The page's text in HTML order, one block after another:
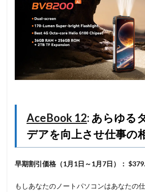
AceBook 12: あらゆる
デアを向上させ仕事の
早期割引価格（1月1日～1月7日）：
もしあなたのノートパソコンはあなたの